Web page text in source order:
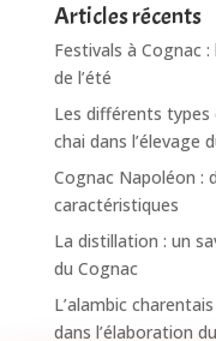
Articles récents
Festivals à Cognac
de l’été
Les différents types
chai dans l’élevage
Cognac Napoléon :
caractéristiques
La distillation : un
du Cognac
L’alambic
dans l’élaboration